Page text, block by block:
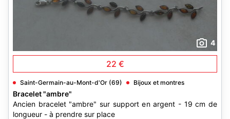
4
22 €
Saint-Germain-au-Mont-d'Or (69) Bijoux et montres
Bracelet "ambre"
Ancien bracelet "ambre" sur support en argent - 19 cm de
longueur - à prendre sur place